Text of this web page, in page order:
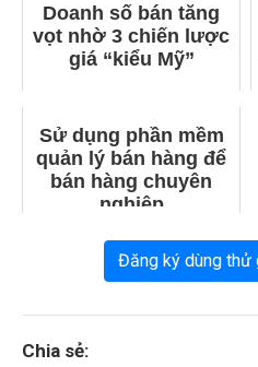
Doanh số bán tăng
vọt nhờ 3 chiến lược
giá “kiểu Mỹ”
Sử dụng phần mềm
quản lý bán hàng để
bán hàng chuyên
nghiệp
Đăng ký dùng thử
Chia sẻ: